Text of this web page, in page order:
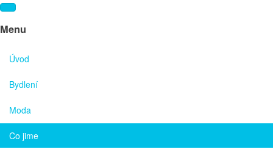
Menu
Úvod
Bydlení
Moda
Co jime